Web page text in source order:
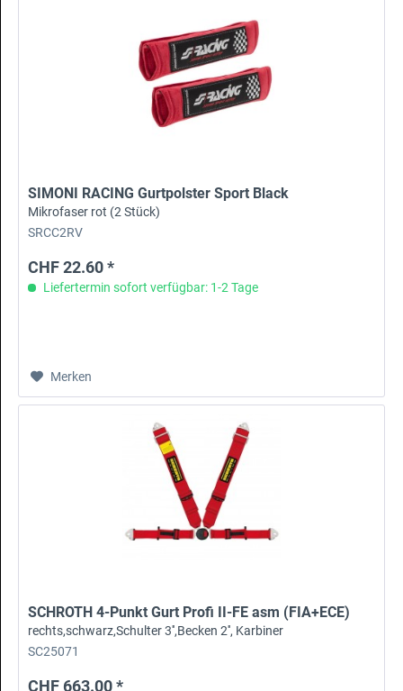
SIMONI RACING Gurtpolster Sport Black
Mikrofaser rot (2 Stück)
SRCC2RV
CHF 22.60 *
Liefertermin sofort verfügbar: 1-2 Tage
Merken
SCHROTH 4-Punkt Gurt Profi II-FE asm (FIA+ECE)
rechts,schwarz,Schulter 3'',Becken 2'', Karbiner
SC25071
CHF 663.00 *